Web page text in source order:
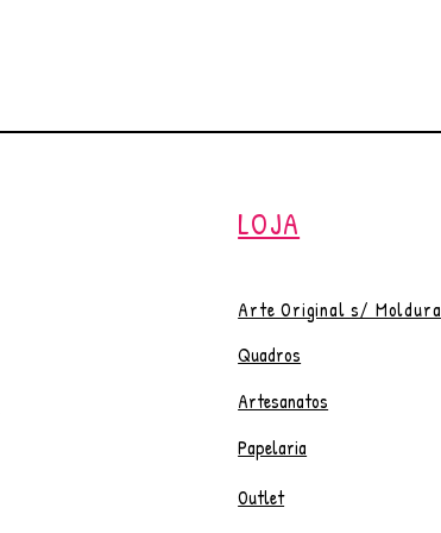
LOJA
Arte Original s/ Moldura
Quadros
Artesanatos
Papelaria
Outlet